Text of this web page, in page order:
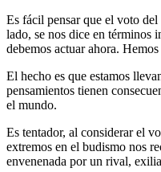
Es fácil pensar que el voto del
lado, se nos dice en términos
debemos actuar ahora.
El hecho es que estamos
pensamientos tienen
el mundo.
Es tentador, al considerar el
extremos en el budismo nos
envenenada por un rival,